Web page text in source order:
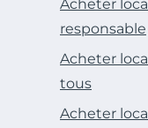
Acheter
responsable
Acheter
tous
Acheter